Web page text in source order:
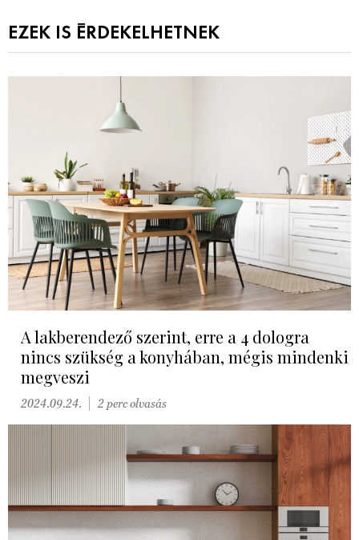
EZEK IS ÉRDEKELHETNEK
A lakberendező szerint, erre a 4 dologra
nincs szükség a konyhában, mégis mindenki
megveszi
2024.09.24. 2 perc olvasás